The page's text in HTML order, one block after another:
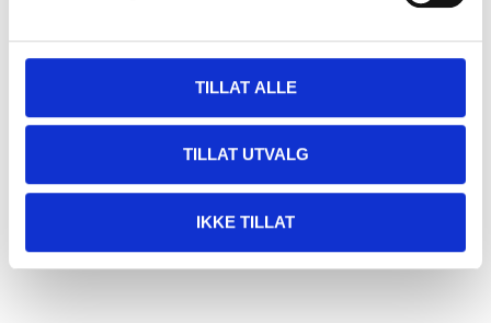
TILLAT ALLE
TILLAT UTVALG
IKKE TILLAT